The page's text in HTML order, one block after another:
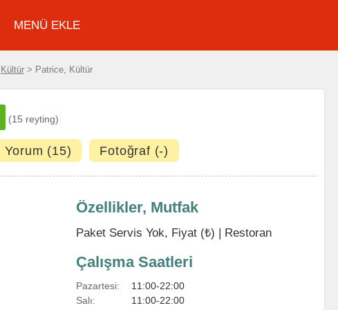
MENÜ EKLE
Kültür > Patrice, Kültür
(15 reyting)
Yorum (15) Fotoğraf (-)
Özellikler, Mutfak
Paket Servis Yok, Fiyat (₺) | Restoran
Çalışma Saatleri
Pazartesi:
11:00-22:00
Salı:
11:00-22:00